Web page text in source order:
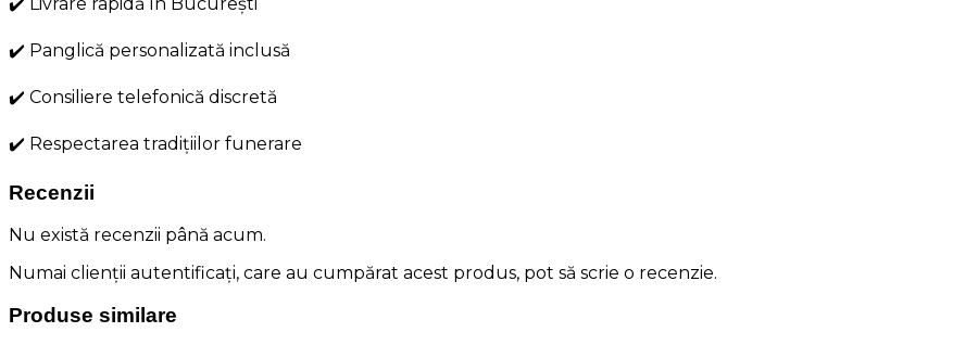
✔️ Panglică personalizată inclusă
✔️ Consiliere telefonică discretă
✔️ Respectarea tradițiilor funerare
Recenzii
Nu există recenzii până acum.
Numai clienții autentificați, care au cumpărat acest produs, pot să scrie o recenzie.
Produse similare